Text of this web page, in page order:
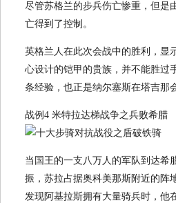
尽管苏格兰的步兵伤亡惨重，但是
亡得到了控制。
英格兰人在此次会战中的胜利，显
心设计的铠甲的贵族，并不能胜过
条经验，也正是纳尔塞斯在塔吉那
战例4 米特拉达梯战争之兵败希腊
当国王的一支八万人的军队到达希
振，苏拉占据奥科美那斯附近的阵
发现阿基拉斯拥有大量骑兵时，他